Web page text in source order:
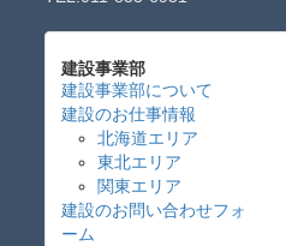
建設事業部
建設事業部について
建設のお仕事情報
北海道エリア
東北エリア
関東エリア
建設のお問い合わせフォ
ーム